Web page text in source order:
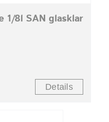
1/8l SAN glasklar
Details